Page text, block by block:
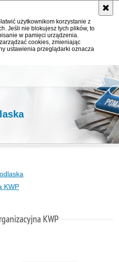
użytkownikom korzystanie z
Jeśli nie blokujesz tych plików, to
w pamięci urządzenia.
cookies, zmieniając
ustawienia przeglądarki oznacza
KWP
KWP